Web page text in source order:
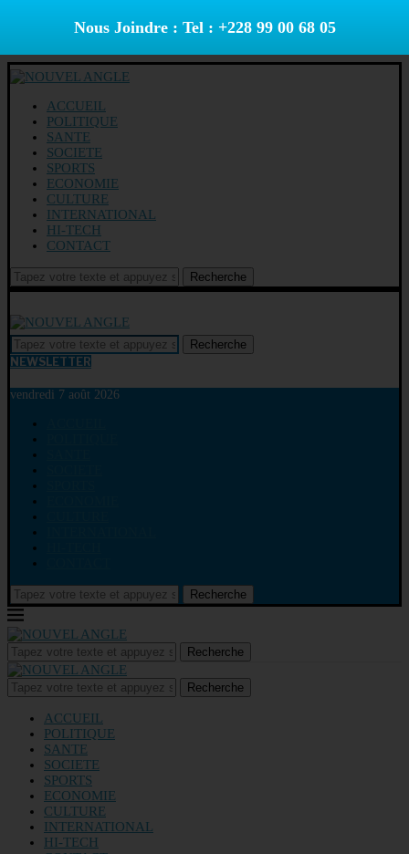
Nous Joindre : Tel : +228 99 00 68 05
ACCUEIL
POLITIQUE
SANTE
SOCIETE
SPORTS
ECONOMIE
CULTURE
INTERNATIONAL
HI-TECH
CONTACT
Recherche
Recherche
NEWSLETTER
vendredi 7 août 2026
Recherche
Recherche
Recherche
ACCUEIL
POLITIQUE
SANTE
SOCIETE
SPORTS
ECONOMIE
CULTURE
INTERNATIONAL
HI-TECH